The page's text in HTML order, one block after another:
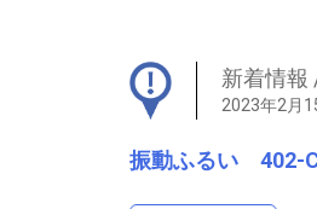
ニュースピードミルミニ
メカノミルNEW
ニューグラノ
新着情報
2023年2月
振動ふるい 402-